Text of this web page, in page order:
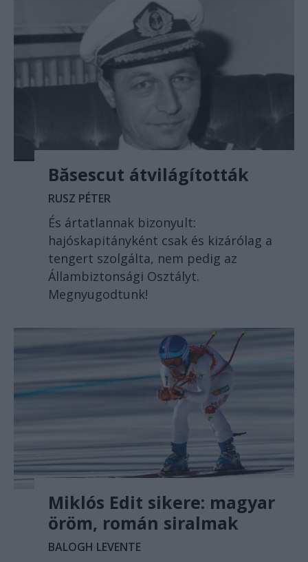
Băsescut átvilágították
RUSZ PÉTER
És ártatlannak bizonyult:
hajóskapitányként csak és kizárólag a
tengert szolgálta, nem pedig az
Állambiztonsági Osztályt.
Megnyugodtunk!
Miklós Edit sikere: magyar
öröm, román siralmak
BALOGH LEVENTE